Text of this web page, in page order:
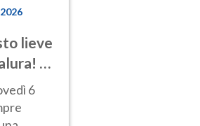
lieve
Al
6